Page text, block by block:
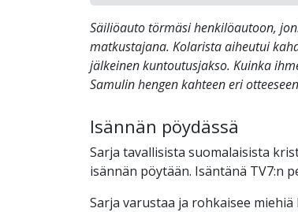
Säiliöauto törmäsi henkilöautoon,
matkustajana. Kolarista aiheutui
jälkeinen kuntoutusjakso. Kuinka
Samulin hengen kahteen eri
Isännän pöydässä
Sarja tavallisista suomalaisista
isännän pöytään. Isäntänä TV7:n
Sarja varustaa ja rohkaisee miehiä